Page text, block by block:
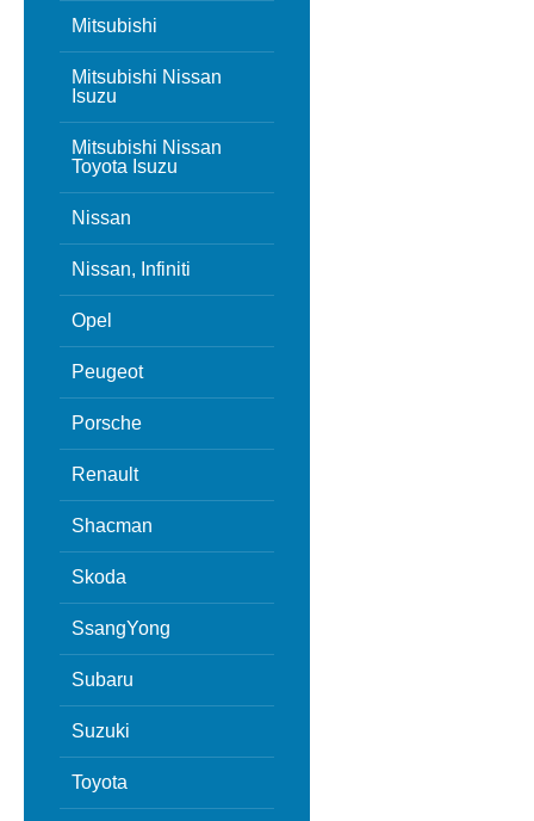
Mitsubishi
Mitsubishi Nissan
Isuzu
Mitsubishi Nissan
Toyota Isuzu
Nissan
Nissan, Infiniti
Opel
Peugeot
Porsche
Renault
Shacman
Skoda
SsangYong
Subaru
Suzuki
Toyota